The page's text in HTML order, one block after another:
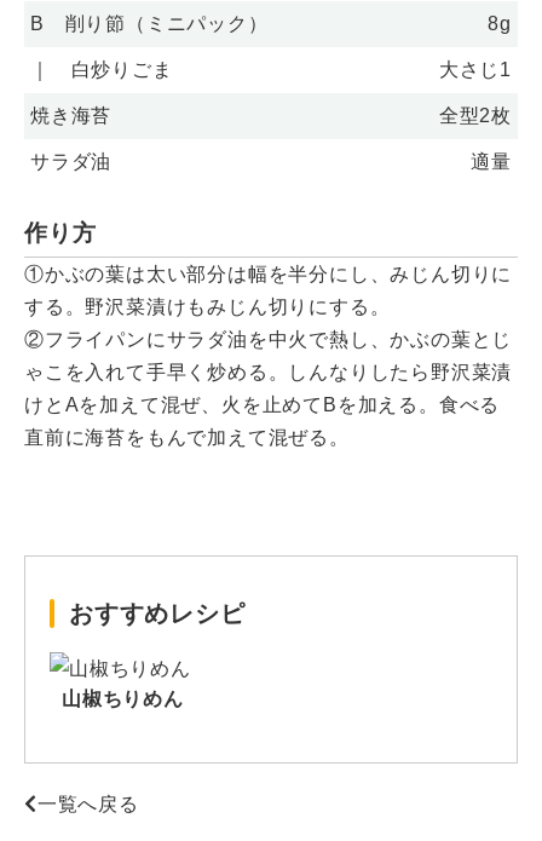
B 削り節（ミニパック） 8g
｜ 白炒りごま 大さじ1
焼き海苔 全型2枚
サラダ油 適量
作り方
①かぶの葉は太い部分は幅を半分にし、みじん切りに
する。野沢菜漬けもみじん切りにする。
②フライパンにサラダ油を中火で熱し、かぶの葉とじ
ゃこを入れて手早く炒める。しんなりしたら野沢菜漬
けとAを加えて混ぜ、火を止めてBを加える。食べる
直前に海苔をもんで加えて混ぜる。
おすすめレシピ
山椒ちりめん
一覧へ戻る